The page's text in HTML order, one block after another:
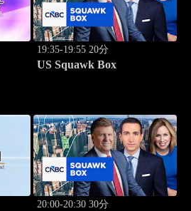
19:35-19:55 20分
US Squawk Box
20:00-20:30 30分